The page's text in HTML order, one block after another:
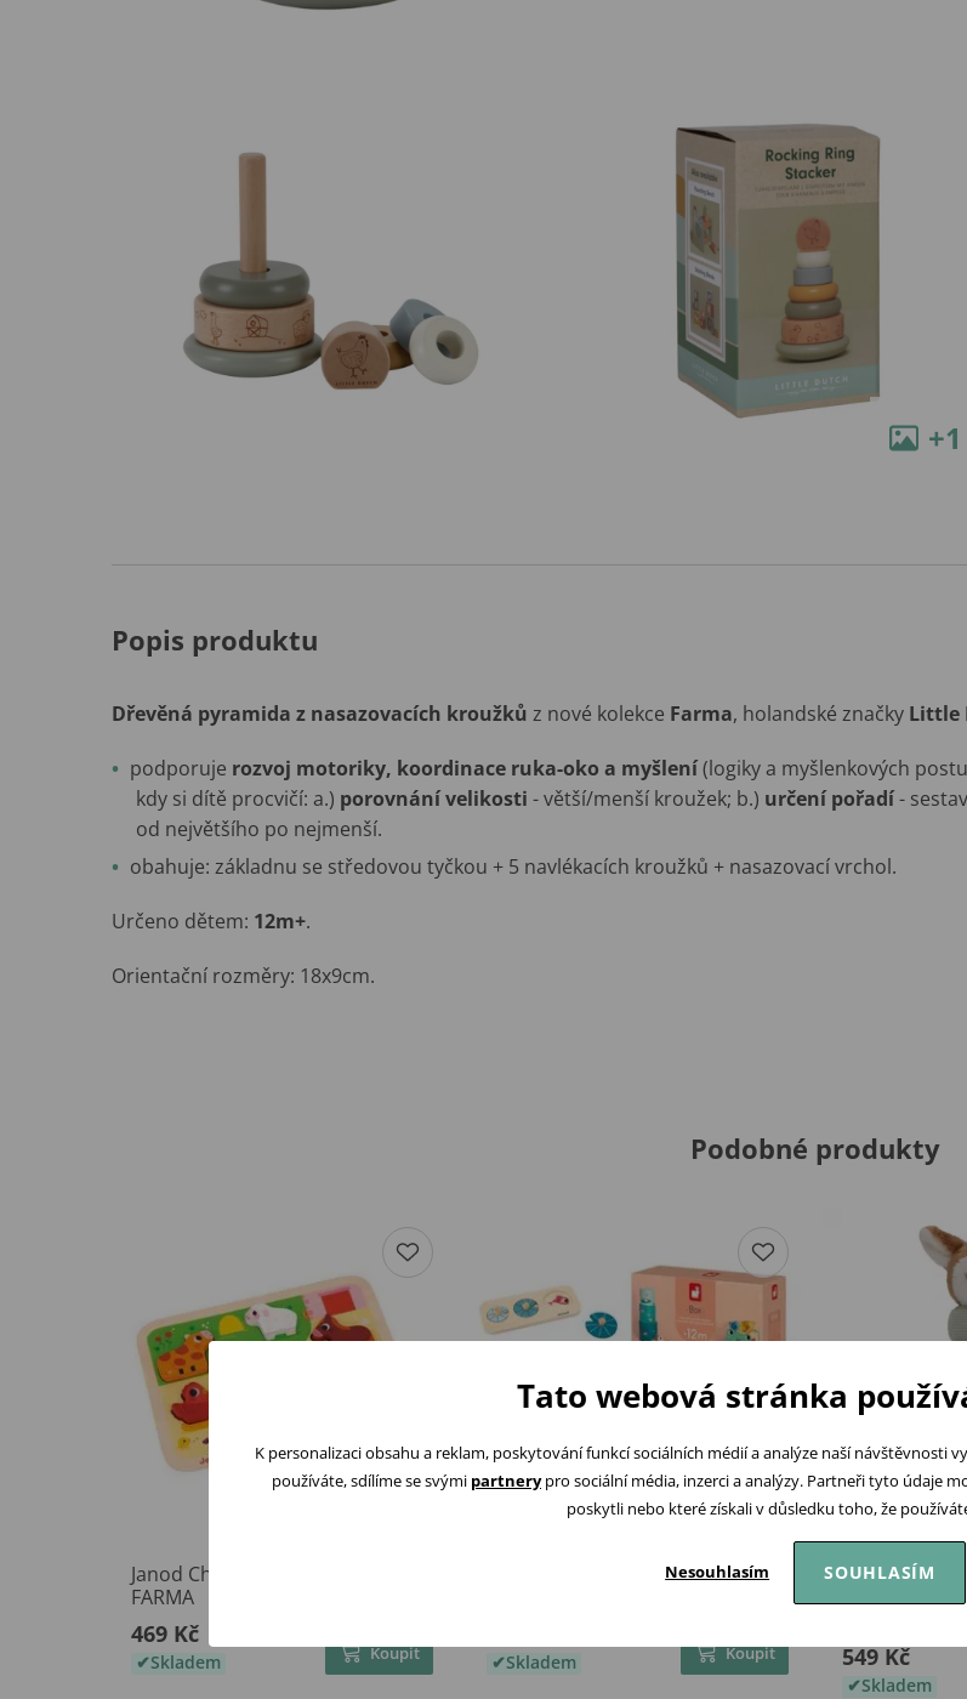
+1
Popis produktu
Dřevěná pyramida z nasazovacích kroužků z nové kolekce Farma, holandské značky Little
podporuje rozvoj motoriky, koordinace ruka-oko a myšlení(logiky a myšlenkových
kdy si dítě procvičí: a.) porovnání velikosti - větší/menší kroužek; b.) určení pořadí-
od největšího po nejmenší.
obahuje: základnu se středovou tyčkou + 5 navlékacích kroužků + nasazovací vrchol.
Určeno dětem: 12m+.
Orientační rozměry: 18x9cm.
Podobné produkty
Janod Chunky vkládací puzzle
FARMA
469 Kč
Skladem Koupit
Janod Box Stimulace smyslového
Skladem Koupit
Little Dutch
Pyramida/
549 Kč
Skladem
Tato webová stránka
K personalizaci obsahu a reklam, poskytování funkcí sociálních médií a analýze naší návštěvnosti
používáte, sdílíme se svými partnerypro sociální média, inzerci a analýzy. Partneři tyto údaje
poskytli nebo které získali v důsledku toho, že
Nesouhlasím SOUHLASÍM